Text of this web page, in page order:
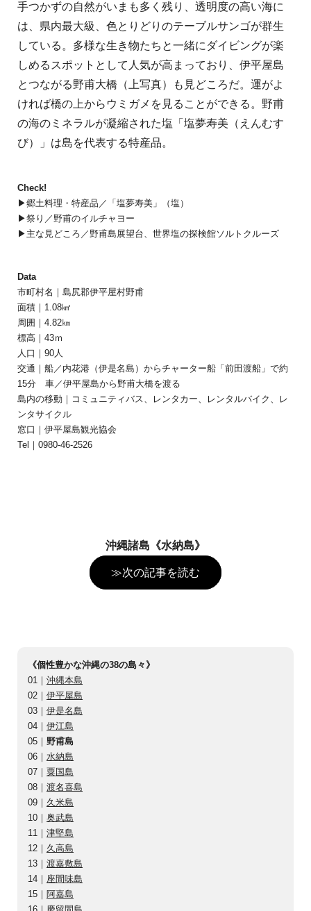
手つかずの自然がいまも多く残り、透明度の高い海に
は、県内最大級、色とりどりのテーブルサンゴが群生
している。多様な生き物たちと一緒にダイビングが楽
しめるスポットとして人気が高まっており、伊平屋島
とつながる野甫大橋（上写真）も見どころだ。運がよ
ければ橋の上からウミガメを見ることができる。野甫
の海のミネラルが凝縮された塩「塩夢寿美（えんむす
び）」は島を代表する特産品。
Check!
▶︎郷土料理・特産品／「塩夢寿美」（塩）
▶︎祭り／野甫のイルチャヨー
▶︎主な見どころ／野甫島展望台、世界塩の探検館ソルトクルーズ
Data
市町村名｜島尻郡伊平屋村野甫
面積｜1.08㎢
周囲｜4.82㎞
標高｜43ｍ
人口｜90人
交通｜船／内花港（伊是名島）からチャーター船「前田渡船」で約
15分 車／伊平屋島から野甫大橋を渡る
島内の移動｜コミュニティバス、レンタカー、レンタルバイク、レ
ンタサイクル
窓口｜伊平屋島観光協会
Tel｜0980-46-2526
沖縄諸島《水納島》
≫次の記事を読む
《個性豊かな沖縄の38の島々​​》
01｜ 沖縄本島
02｜ 伊平屋島
03｜ 伊是名島
04｜ 伊江島
05｜ 野甫島
06｜ 水納島
07｜ 粟国島
08｜ 渡名喜島
09｜ 久米島
10｜ 奥武島
11｜ 津堅島
12｜ 久高島
13｜ 渡嘉敷島
14｜ 座間味島
15｜ 阿嘉島